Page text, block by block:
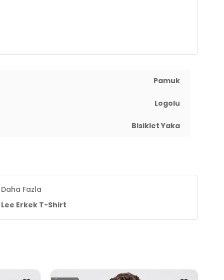
Pamuk
Logolu
Bisiklet Yaka
Daha Fazla
Lee Erkek T-Shirt